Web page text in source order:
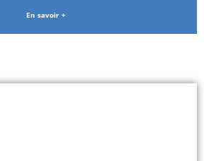
En savoir +